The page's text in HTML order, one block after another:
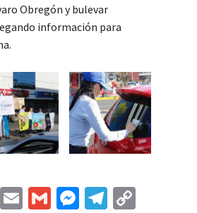
Obregón y bulevar
información para
T
E
G
M Te